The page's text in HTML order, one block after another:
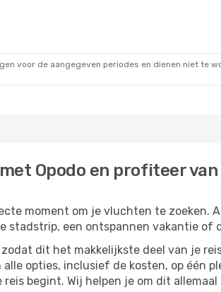
voor de aangegeven periodes en dienen niet te
Opodo en profiteer
moment om je vluchten te zoeken.
stadstrip, een ontspannen vakantie
dit het makkelijkste deel van je
opties, inclusief de kosten, op één
begint. Wij helpen je om dit allemaal